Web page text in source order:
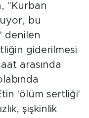
"Kurban
bu
denilen
giderilmesi
arasında
'ölüm sertliği'
şişkinlik